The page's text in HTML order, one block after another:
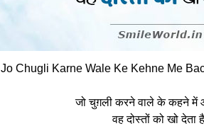
Jo Chugli Karne Wale Ke Kehne Me
जो चुग़ली करने वाले के कहने में
वह दोस्‍तों को खो देता